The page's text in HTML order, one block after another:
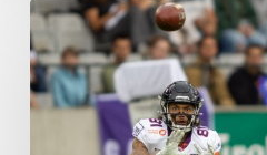
Galaxy
feiert
ersten
Sieg,